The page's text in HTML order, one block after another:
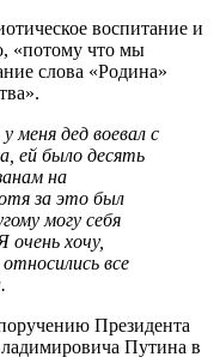
воспитание и
«потому что мы
слова «Родина»
меня дед воевал с
ей было десять
на
за это был
могу себя
хочу,
все
Президента
Путина в